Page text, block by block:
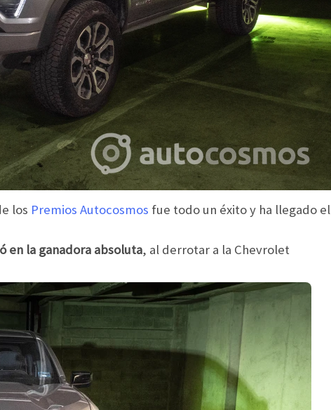
los Premios Autocosmos fue todo un éxito y ha llegado el
en la ganadora absoluta, al derrotar a la Chevrolet